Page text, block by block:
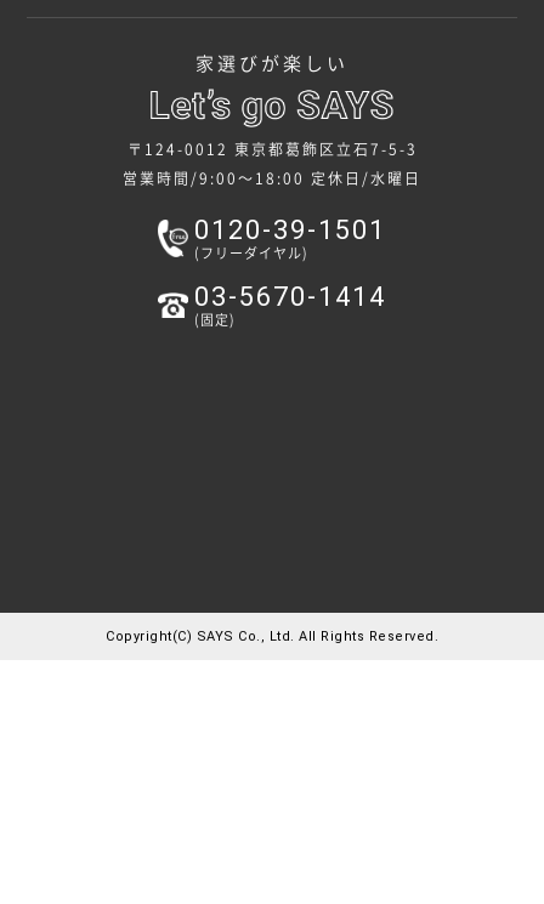
家選びが楽しい
〒124-0012 東京都葛飾区立石7-5-3
営業時間/9:00～18:00 定休日/水曜日
0120-39-1501
(フリーダイヤル)
03-5670-1414
(固定)
Copyright(C) SAYS Co., Ltd. All Rights Reserved.